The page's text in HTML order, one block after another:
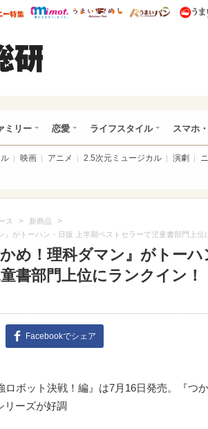
マ* ウレぴあ総研 ディズニー特集
mimot. うまいめし うまい
ミリー 恋愛 ライフスタイル スマホ
映画 アニメ 2.5次元ミュージカル 演劇
ス > 新商品 >
がトーハン・日販 上半期ベストセラーで児童書部門上位
め！理科ダマン』がトーハ
書部門上位にランクイン！
Facebookでシェア
ロボット決戦！編』は7月16日発売。『つ
リーズが好調